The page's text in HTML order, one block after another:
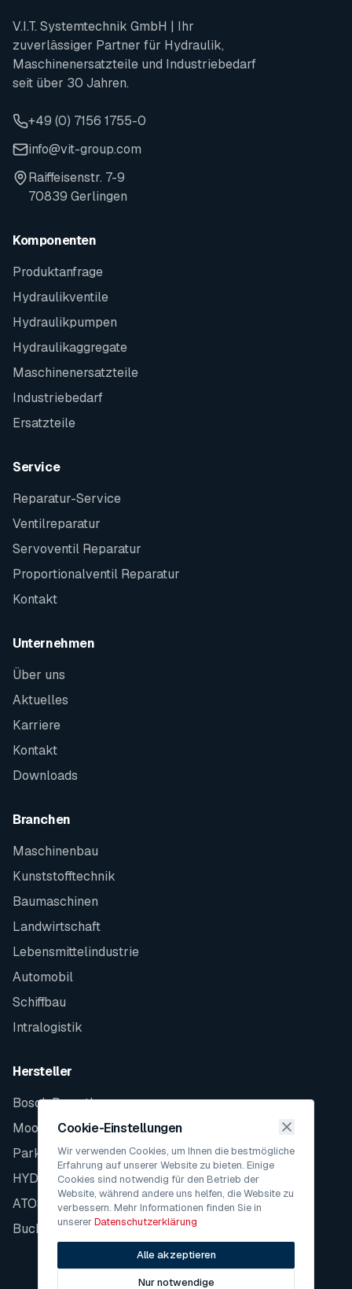
V.I.T. Systemtechnik GmbH | Ihr
zuverlässiger Partner für Hydraulik,
Maschinenersatzteile und Industriebedarf
seit über 30 Jahren.
+49 (0) 7156 1755-0
info@vit-group.com
Raiffeisenstr. 7-9
70839 Gerlingen
Komponenten
Produktanfrage
Hydraulikventile
Hydraulikpumpen
Hydraulikaggregate
Maschinenersatzteile
Industriebedarf
Ersatzteile
Service
Reparatur-Service
Ventilreparatur
Servoventil Reparatur
Proportionalventil Reparatur
Kontakt
Unternehmen
Über uns
Aktuelles
Karriere
Kontakt
Downloads
Branchen
Maschinenbau
Kunststofftechnik
Baumaschinen
Landwirtschaft
Lebensmittelindustrie
Automobil
Schiffbau
Intralogistik
Hersteller
Bosch Rexroth
Moog
Parker
HYDAC
ATOS
Bucher
Cookie-Einstellungen
Wir verwenden Cookies, um Ihnen die bestmögliche
Erfahrung auf unserer Website zu bieten. Einige
Cookies sind notwendig für den Betrieb der
Website, während andere uns helfen, die Website zu
verbessern. Mehr Informationen finden Sie in
unsererDatenschutzerklärung
Alle akzeptieren
Nur notwendige